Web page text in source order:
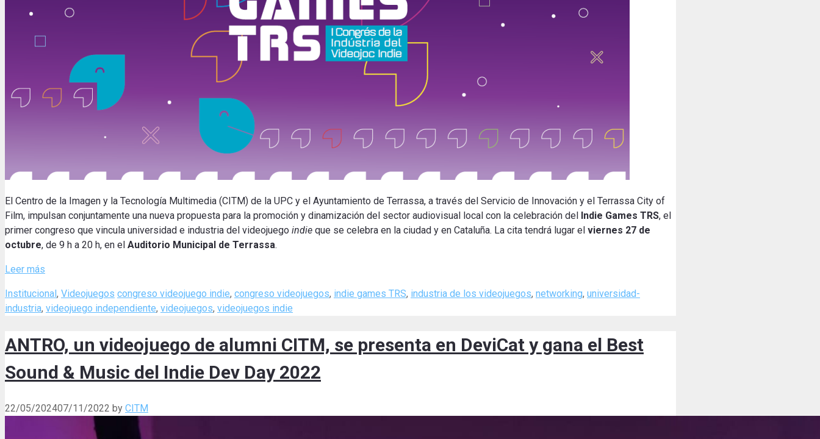
El Centro de la Imagen y la Tecnología Multimedia (CITM) de la UPC y el Ayuntamiento de Terrassa, a través del Servicio de Innovación y el Terrassa City of
Film, impulsan conjuntamente una nueva propuesta para la promoción y dinamización del sector audiovisual local con la celebración del Indie Games TRS, el
primer congreso que vincula universidad e industria del videojuego indie que se celebra en la ciudad y en Cataluña. La cita tendrá lugar el viernes 27 de
octubre, de 9 h a 20 h, en el Auditorio Municipal de Terrassa.
Leer más
Categories
Institucional, Videojuegos Tags
congreso videojuego indie, congreso videojuegos, indie games TRS, industria de los videojuegos, networking, universidad-
industria, videojuego independiente, videojuegos, videojuegos indie
ANTRO, un videojuego de alumni CITM, se presenta en DeviCat y gana el Best
Sound & Music del Indie Dev Day 2022
22/05/202407/11/2022 by CITM